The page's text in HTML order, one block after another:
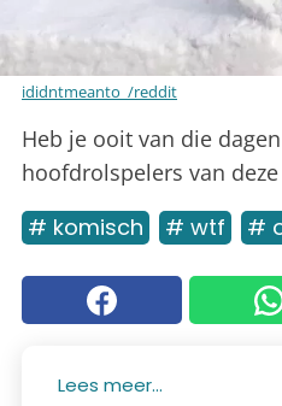
ididntmeanto_/reddit
Heb je ooit van die
hoofdrolspelers van
# komisch # wtf #
Lees meer...